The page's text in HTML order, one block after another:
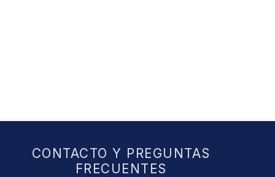
CONTACTO Y PREGUNTAS
FRECUENTES